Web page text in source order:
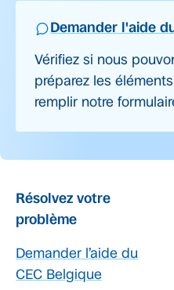
Demander l'aide
Vérifiez si nous
préparez les
remplir notre
Résolvez votre
problème
Demander l’aide du
CEC Belgique